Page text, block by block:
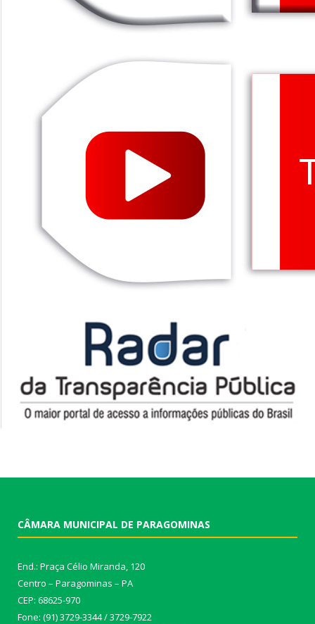
CÂMARA MUNICIPAL DE PARAGOMINAS
End.: Praça Célio Miranda, 120
Centro – Paragominas – PA
CEP: 68625-970
Fone: (91) 3729-3344 / 3729-7922